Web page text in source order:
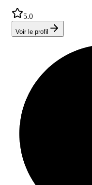
5.0
Voir le profil